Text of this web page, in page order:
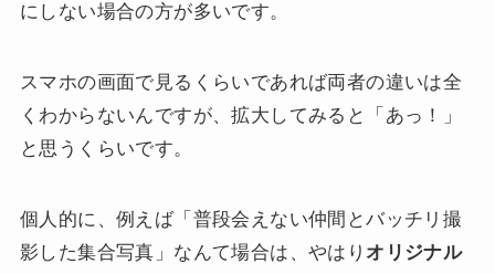
にしない場合の方が多いです。
スマホの画面で見るくらいであれば両者の違いは全
くわからないんですが、拡大してみると「あっ！」
と思うくらいです。
個人的に、例えば「普段会えない仲間とバッチリ撮
影した集合写真」なんて場合は、やはり オリジナル